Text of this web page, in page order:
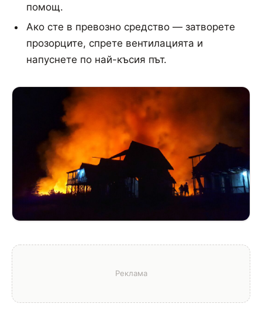
помощ.
Ако сте в превозно средство — затворете
прозорците, спрете вентилацията и
напуснете по най-късия път.